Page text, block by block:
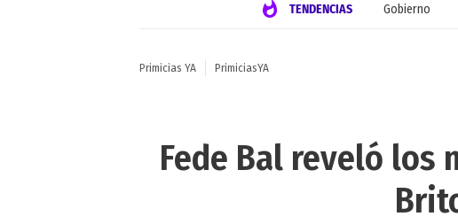
TENDENCIAS Gobierno
Primicias YA PrimiciasYA
Fede Bal reveló los